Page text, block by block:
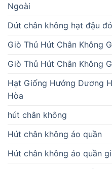
Ngoài
Dút chân không hạt đậu đỏ
Giò Thủ Hút Chân Không
Giò Thủ Hút Chân Không
Hạt Giống Hướng Dương
Hòa
hút chân không
Hút chân không áo quần
Hút chân không áo quần